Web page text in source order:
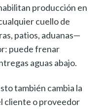
producción en
cuello de
patios, aduanas—
puede frenar
aguas abajo.
también cambia la
cliente o proveedor